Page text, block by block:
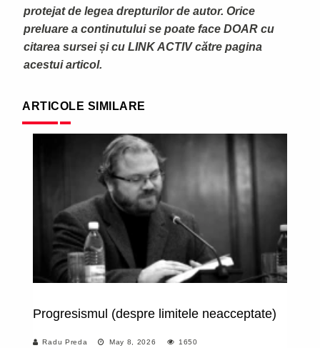
protejat de legea drepturilor de autor. Orice
preluare a continutului se poate face DOAR cu
citarea sursei și cu LINK ACTIV către pagina
acestui articol.
ARTICOLE SIMILARE
Progresismul (despre limitele neacceptate)
Radu Preda May 8, 2026 1650